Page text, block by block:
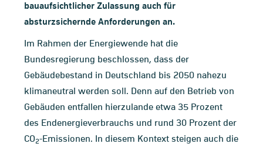
bauaufsichtlicher Zulassung auch für
absturzsichernde Anforderungen an.
Im Rahmen der Energiewende hat die
Bundesregierung beschlossen, dass der
Gebäudebestand in Deutschland bis 2050 nahezu
klimaneutral werden soll. Denn auf den Betrieb von
Gebäuden entfallen hierzulande etwa 35 Prozent
des Endenergieverbrauchs und rund 30 Prozent der
CO2-Emissionen. In diesem Kontext steigen auch die